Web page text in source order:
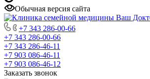
Обычная версия сайта
+7 343 286-00-66
+7 343 286-00-66
+7 343 286-46-11
+7 903 086-46-11
+7 903 086-46-12
Заказать звонок